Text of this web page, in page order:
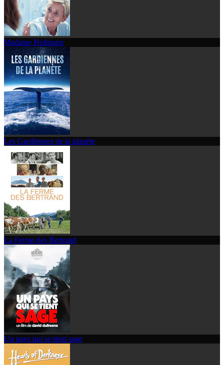
Madame Hofmann
Les Gardiennes de la planète
La Ferme des Bertrand
Un pays qui se tient sage